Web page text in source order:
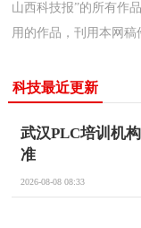
山西科技报”的所有作
用的作品，刊用本网稿
科技最近更新
武汉PLC培训机
准
2026-08-08 08:33